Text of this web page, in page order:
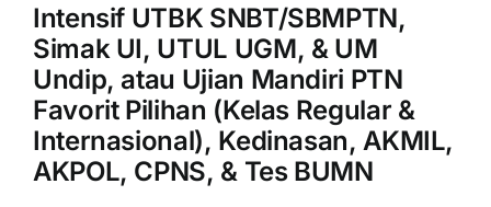
Intensif UTBK SNBT/SBMPTN,
Simak UI, UTUL UGM, & UM
Undip, atau Ujian Mandiri PTN
Favorit Pilihan (Kelas Regular &
Internasional), Kedinasan, AKMIL,
AKPOL, CPNS, & Tes BUMN